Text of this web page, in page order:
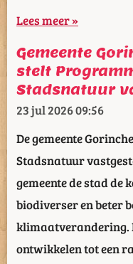
Lees meer »
Gemeente
stelt
Stadsnatuur
23 jul 202609:56
De gemeente
Stadsnatuur
gemeente de stad de
biodiverser en beter
klimaatverandering.
ontwikkelen tot een